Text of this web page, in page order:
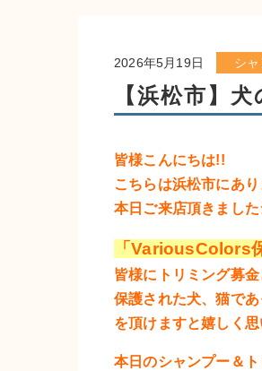
2026年5月19日 シ
【浜松市】
皆様こんにちは!!
こちらは浜松市にあ
本日ご来店頂きまし
「VariousColors
皆様にトリミング募
保護された犬、猫で
を頂けますと嬉しく思
本日のシャンプー＆